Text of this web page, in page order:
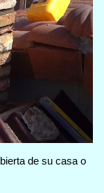
de su casa o